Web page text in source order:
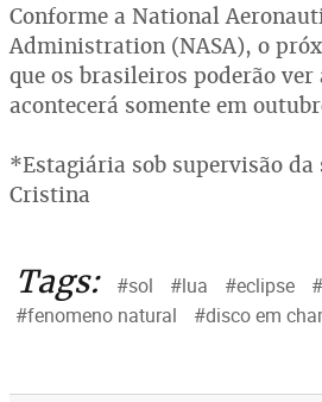
Conforme a National
Administration (NASA), o
que os brasileiros poderão ver
acontecerá somente em
*Estagiária sob supervisão da
Cristina
Tags: #sol #lua #eclipse
#fenomeno natural
#disco em